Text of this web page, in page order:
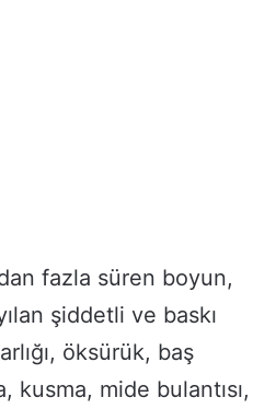
fazla süren boyun,
şiddetli ve baskı
öksürük, baş
kusma, mide bulantısı,